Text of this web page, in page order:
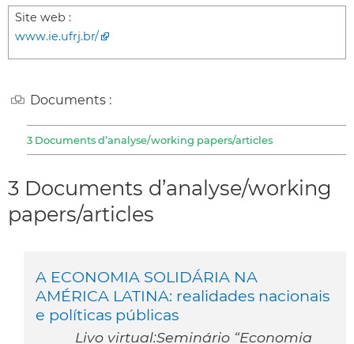
Site web :
www.ie.ufrj.br/
Documents :
3 Documents d’analyse/working papers/articles
3 Documents d’analyse/working
papers/articles
A ECONOMIA SOLIDÁRIA NA
AMÉRICA LATINA: realidades nacionais
e políticas públicas
Livo virtual:Seminário “Economia